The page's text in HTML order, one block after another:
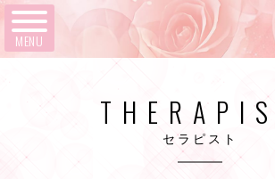
MENU
セラピスト